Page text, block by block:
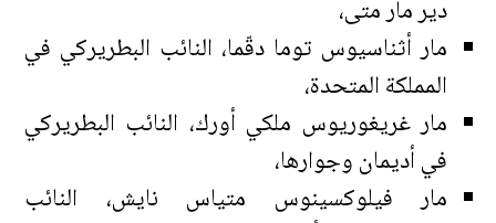
دير مار متى،
مار أثناسيوس توما دقّما، النائب البطريركي في
المملكة المتحدة،
مار غريغوريوس ملكي أورك، النائب البطريركي
في أديمان وجوارها،
مار فيلوكسينوس متياس نايش، النائب